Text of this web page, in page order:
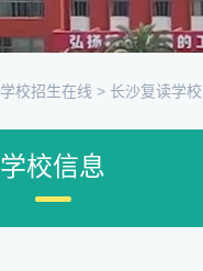
学校招生在线 > 长沙复读学校
学校信息